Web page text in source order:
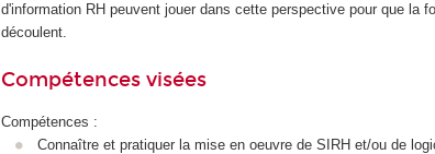
d'information RH peuvent jouer dans cette perspective pour que la
découlent.
Compétences visées
Compétences :
Connaître et pratiquer la mise en oeuvre de SIRH et/ou de